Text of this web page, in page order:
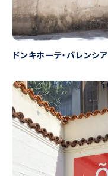
ドンキホーテ・バレンシア